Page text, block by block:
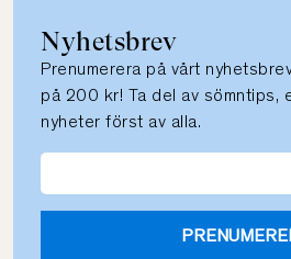
Nyhetsbrev
Prenumerera på vårt
på 200 kr! Ta del av sömntips,
nyheter först av alla.